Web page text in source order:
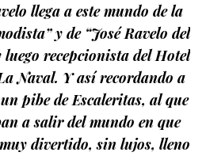
llega a este mundo de la
y de “José Ravelo del
recepcionista del Hotel
Naval. Y así recordando a
pibe de Escaleritas, al que
a salir del mundo en que
divertido, sin lujos, lleno